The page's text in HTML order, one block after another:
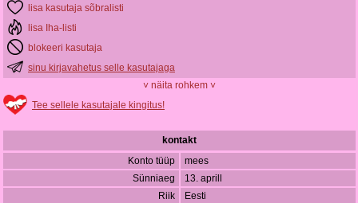
lisa kasutaja sõbralisti
lisa Iha-listi
blokeeri kasutaja
sinu kirjavahetus selle kasutajaga
˅ näita rohkem ˅
Tee sellele kasutajale kingitus!
kontakt
Konto tüüp
mees
Sünniaeg
13. aprill
Riik
Eesti